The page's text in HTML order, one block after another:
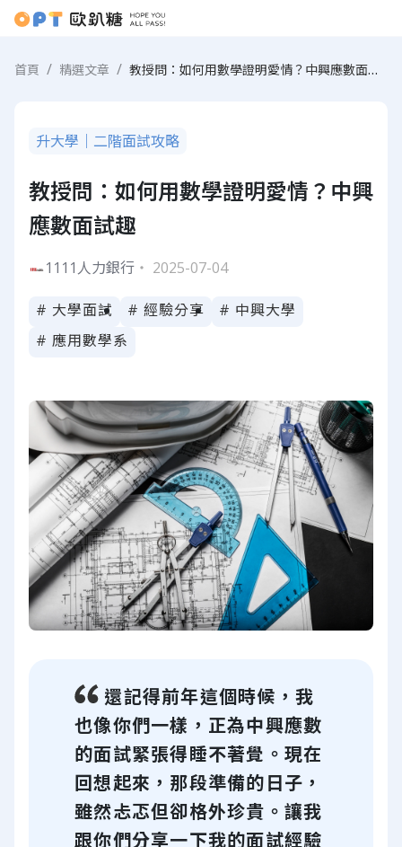
首頁 精選文章 教授問：如何用數學證明愛情？中興應數面試趣
升大學｜二階面試攻略
教授問：如何用數學證明愛情？中興
應數面試趣
1111人力銀行 ・ 2025-07-04
# 大學面試 # 經驗分享
# 中興大學
# 應用數學系
還記得前年這個時候，我
也像你們一樣，正為中興應數
的面試緊張得睡不著覺。現在
回想起來，那段準備的日子，
雖然忐忑但卻格外珍貴。讓我
跟你們分享一下我的面試經驗